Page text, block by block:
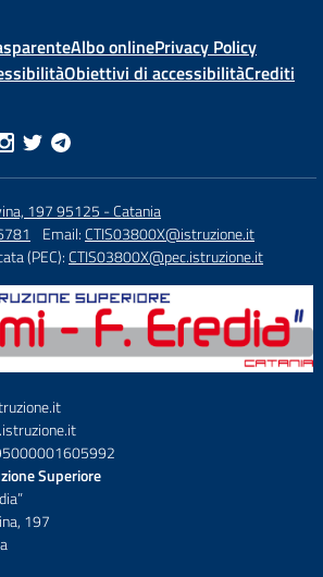
Albo onlinePrivacy Policy
Obiettivi di accessibilitàCrediti
197 95125 - Catania
Email:CTIS03800X@istruzione.it
(PEC):CTIS03800X@pec.istruzione.it
Superiore
197